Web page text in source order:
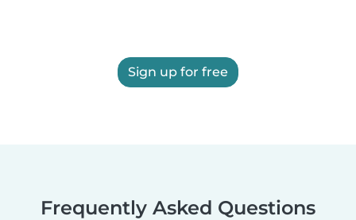
Sign up for free
Frequently Asked Questions